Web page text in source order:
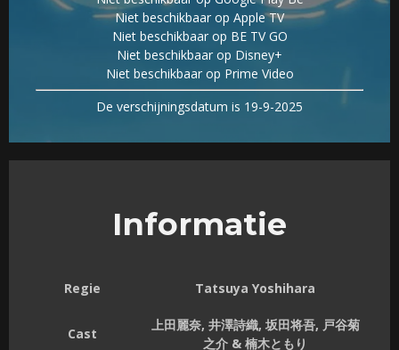
Niet beschikbaar op Apple TV
Niet beschikbaar op BE TV GO
Niet beschikbaar op Disney+
Niet beschikbaar op Prime Video
De verschijningsdatum is 19-9-2025
Informatie
Regie Tatsuya Yoshihara
Cast
上田麗奈, 井澤詩織, 坂田将吾, 戸谷菊
之介 & 楠木ともり